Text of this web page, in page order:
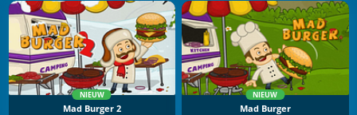
NIEUW
Mad Burger 2
NIEUW
Mad Burger